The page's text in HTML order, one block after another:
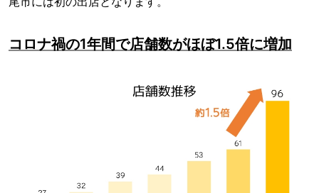
コロナ禍の1年間で店舗数がほぼ1.5倍に増加